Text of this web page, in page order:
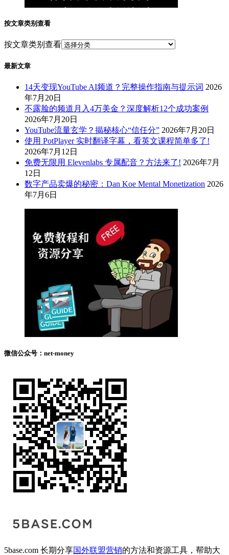
按文章类别查看
按文章类别查看
最新文章
14天变现YouTube AI频道？完整操作指南与提示词 2026
年7月20日
不露脸的频道月入4万美金？深度解析12个成功案例
2026年7月20日
YouTube流量玄学？揭秘核心“信任分” 2026年7月20日
使用 PotPlayer 实时翻译字幕，看英文课程简单多了!
2026年7月12日
免费无限用 Elevenlabs 专属配音？方法来了! 2026年7月
12日
数字产品卖爆的秘密：Dan Koe Mental Monetization 2026
年7月6日
微信公众号：net-money
5base.com 长期分享国外联盟营销的方法和资源工具，帮助大